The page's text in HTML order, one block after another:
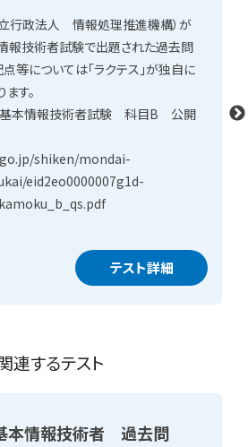
立行政法人 情報処理推進機構）が
報技術者試験で出題された過去問
点等については「ラクテス」が独自に
す。
基本情報技術者試験 科目B 公開
shiken/mondai-
eid2eo0000007g1d-
テスト詳細
連するテスト
本情報技術者 過去問